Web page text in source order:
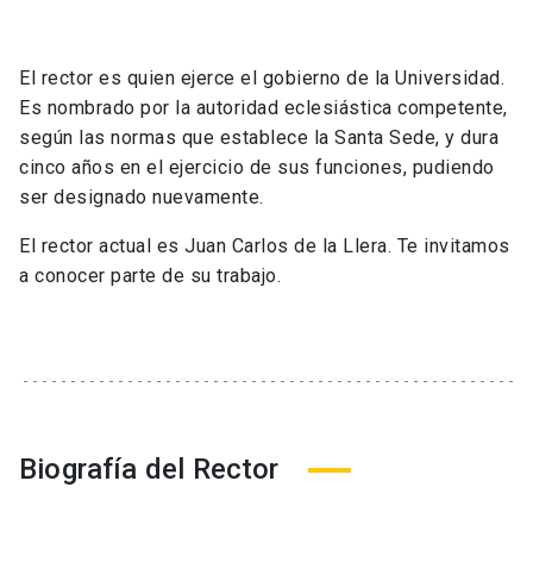
El rector es quien ejerce el gobierno de la Universidad.
Es nombrado por la autoridad eclesiástica competente,
según las normas que establece la Santa Sede, y dura
cinco años en el ejercicio de sus funciones, pudiendo
ser designado nuevamente.
El rector actual es Juan Carlos de la Llera. Te invitamos
a conocer parte de su trabajo.
Biografía del Rector